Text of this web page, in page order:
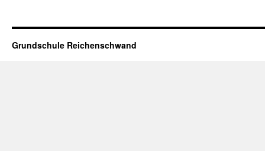
Grundschule Reichenschwand